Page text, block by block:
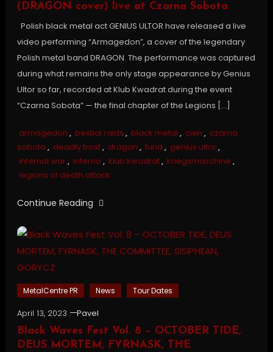
(DRAGON cover) live at Czarna Sobota
Polish black metal act GENIUS ULTOR have released a live
video performing “Armagedon”, a cover of the legendary
Polish metal band DRAGON. The performance was captured
during what remains the only stage appearance by Genius
Ultor so far, recorded at Klub Kwadrat during the event
“Czarna Sobota” — the final chapter of the Legions […]
armagedon , bestial raids , black metal , cien , czarna
sobota , deadly frost, dragon , furia , genius ultor,
infernal war, inferno , klub kwadrat, kriegsmaschine ,
legions of death attack
Continue Reading
MetalCentre PR News Tour Dates
April 13, 2023
Pavel
Black Waves Fest Vol. 8 – OCTOBER TIDE,
DEUS MORTEM, FYRNASK, THE